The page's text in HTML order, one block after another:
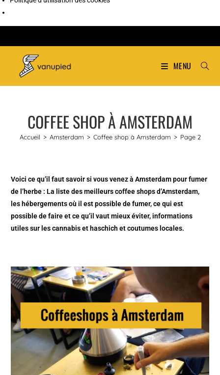
MENU
COFFEE SHOP À AMSTERDAM
Accueil > Amsterdam > Coffee shop à Amsterdam > Page 2
Voici ce qu’il faut savoir si vous venez à Amsterdam pour fumer
de l’herbe : La liste des meilleurs coffee shops d’Amsterdam,
les hébergements où il est possible de fumer, ce qui est
possible de faire et ce qu’il vaut mieux éviter, informations
utiles sur les cannabis et haschich et coutumes locales.